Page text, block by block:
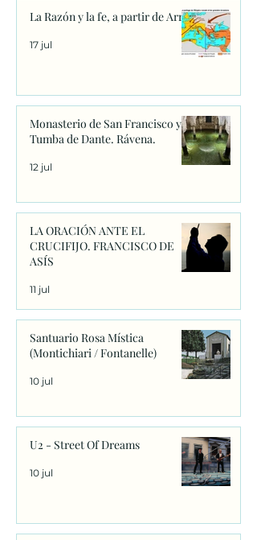
La Razón y la fe, a partir de Arrio
17 jul
Monasterio de San Francisco y
Tumba de Dante. Rávena.
12 jul
LA ORACIÓN ANTE EL
CRUCIFIJO. FRANCISCO DE
ASÍS
11 jul
Santuario Rosa Mística
(Montichiari / Fontanelle)
10 jul
U2 - Street Of Dreams
10 jul